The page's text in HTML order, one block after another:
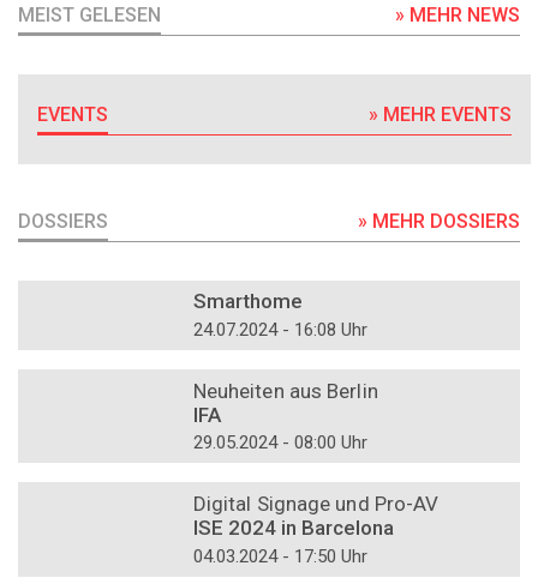
MEIST GELESEN » MEHR NEWS
EVENTS » MEHR EVENTS
DOSSIERS » MEHR DOSSIERS
Smarthome
24.07.2024 - 16:08 Uhr
Neuheiten aus Berlin
IFA
29.05.2024 - 08:00 Uhr
Digital Signage und Pro-AV
ISE 2024 in Barcelona
04.03.2024 - 17:50 Uhr